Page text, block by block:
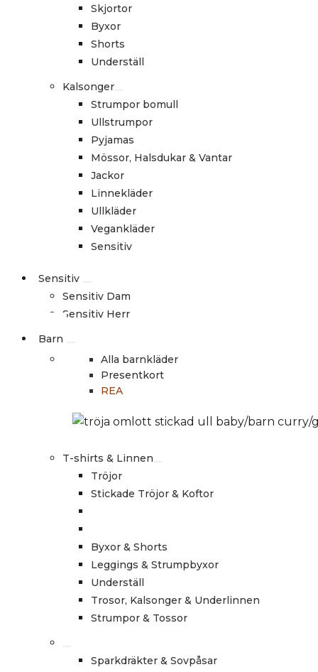
Skjortor
Byxor
Shorts
Underställ
Kalsonger
Strumpor bomull
Ullstrumpor
Pyjamas
Mössor, Halsdukar & Vantar
Jackor
Linnekläder
Ullkläder
Vegankläder
Sensitiv
Sensitiv
Sensitiv Dam
Sensitiv Herr
Barn
Alla barnkläder
Presentkort
REA
T-shirts & Linnen
Tröjor
Stickade Tröjor & Koftor
Byxor & Shorts
Leggings & Strumpbyxor
Underställ
Trosor, Kalsonger & Underlinnen
Strumpor & Tossor
Sparkdräkter & Sovpåsar